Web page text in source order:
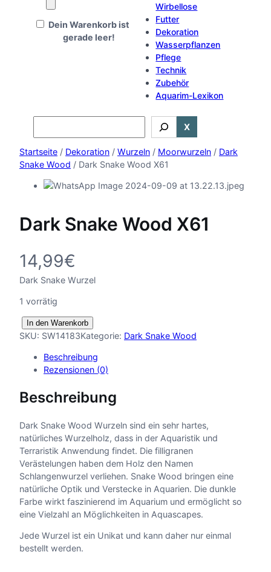
Dein Warenkorb ist
gerade leer!
Wirbellose
Futter
Dekoration
Wasserpflanzen
Pflege
Technik
Zubehör
Aquarim-Lexikon
X
Startseite / Dekoration / Wurzeln / Moorwurzeln / Dark
Snake Wood / Dark Snake Wood X61
Dark Snake Wood X61
14,99€
Dark Snake Wurzel
1 vorrätig
a
a
e
W
o
o
d
X
6
1
e
n
In den Warenkorb
SKU: SW14183Kategorie: Dark Snake Wood
Beschreibung
Rezensionen (0)
Beschreibung
Dark Snake Wood Wurzeln sind ein sehr hartes,
natürliches Wurzelholz, dass in der Aquaristik und
Terraristik Anwendung findet. Die filligranen
Verästelungen haben dem Holz den Namen
Schlangenwurzel verliehen. Snake Wood bringen eine
natürliche Optik und Verstecke in Aquarien. Die dunkle
Farbe wirkt faszinierend im Aquarium und ermöglicht so
eine Vielzahl an Möglichkeiten in Aquascapes.
Jede Wurzel ist ein Unikat und kann daher nur einmal
bestellt werden.